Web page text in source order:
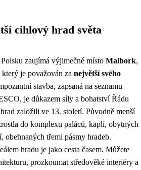
cihlový hrad světa
zaujímá výjimečné místo Malbork,
který je považován za největší svého
stavba, zapsaná na seznamu
je důkazem síly a bohatství Řádu
založili ve 13. století. Původně menší
do komplexu paláců, kaplí, obytných
obehnaných třemi pásmy hradeb.
hradu je jako cesta časem. Můžete
prozkoumat středověké interiéry a